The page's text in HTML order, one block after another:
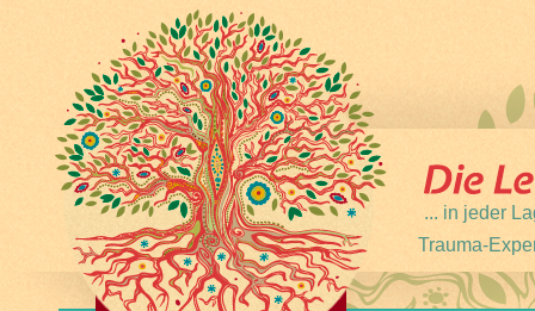
... in jeder
Trauma-